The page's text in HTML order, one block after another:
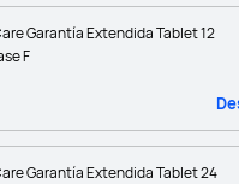
Garantía Extendida Tablet 12
F
Garantía Extendida Tablet 24